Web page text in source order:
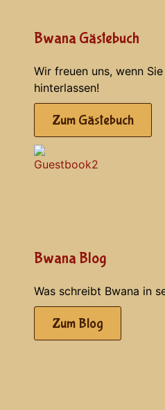
Bwana Gästebuch
Wir freuen uns, wenn
hinterlassen!
Zum Gästebuch
Bwana Blog
Was schreibt Bwana in
Zum Blog